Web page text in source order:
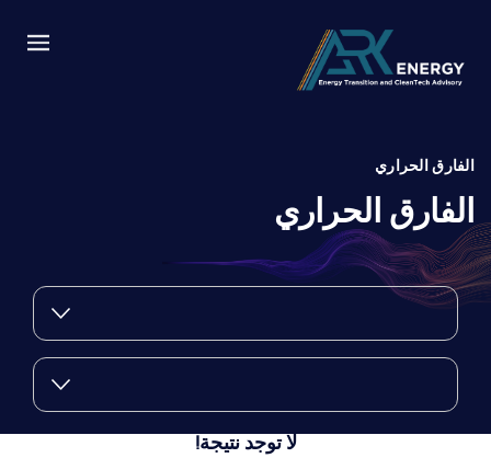
الفارق الحراري
الفارق الحراري
لا توجد نتيجة!